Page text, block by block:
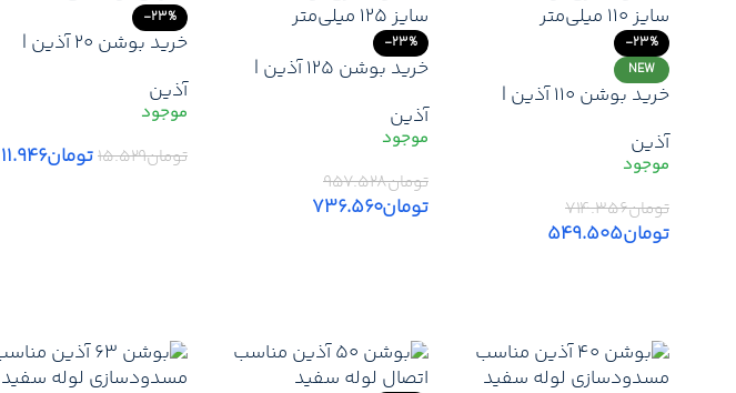
-23%
NEW
خرید بوشن 110 آذین |
آذین -لیست قیمت جدید
آذین + ارسال سریع
آذین
تومان۷۱۴.۳۵۶
تومان۵۴۹.۵۰۵
-23%
خرید بوشن 125 آذین |
آذین -لیست قیمت جدید
آذین + ارسال سریع
آذین
تومان۹۵۷.۵۲۸
تومان۷۳۶.۵۶۰
-23%
خرید بوشن 20 آذین |
آذین -لیست قیمت جدید
آذین + ارسال سریع
آذین
تومان۱۵.۵۲۹تومان۱۱.۹۴۶